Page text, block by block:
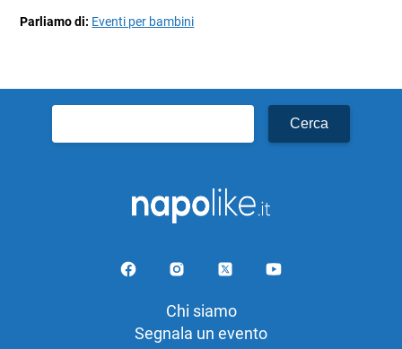
Parliamo di: Eventi per bambini
per:
Chi siamo
Segnala un evento